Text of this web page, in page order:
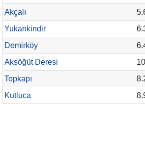
Akçalı
Yukarıkindir
Demirköy
Aksöğüt Deresi
Topkapı
Kutluca